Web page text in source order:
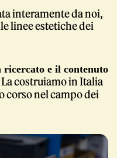
interamente da noi,
linee estetiche dei
ricercato e il contenuto
La costruiamo in Italia
corso nel campo dei